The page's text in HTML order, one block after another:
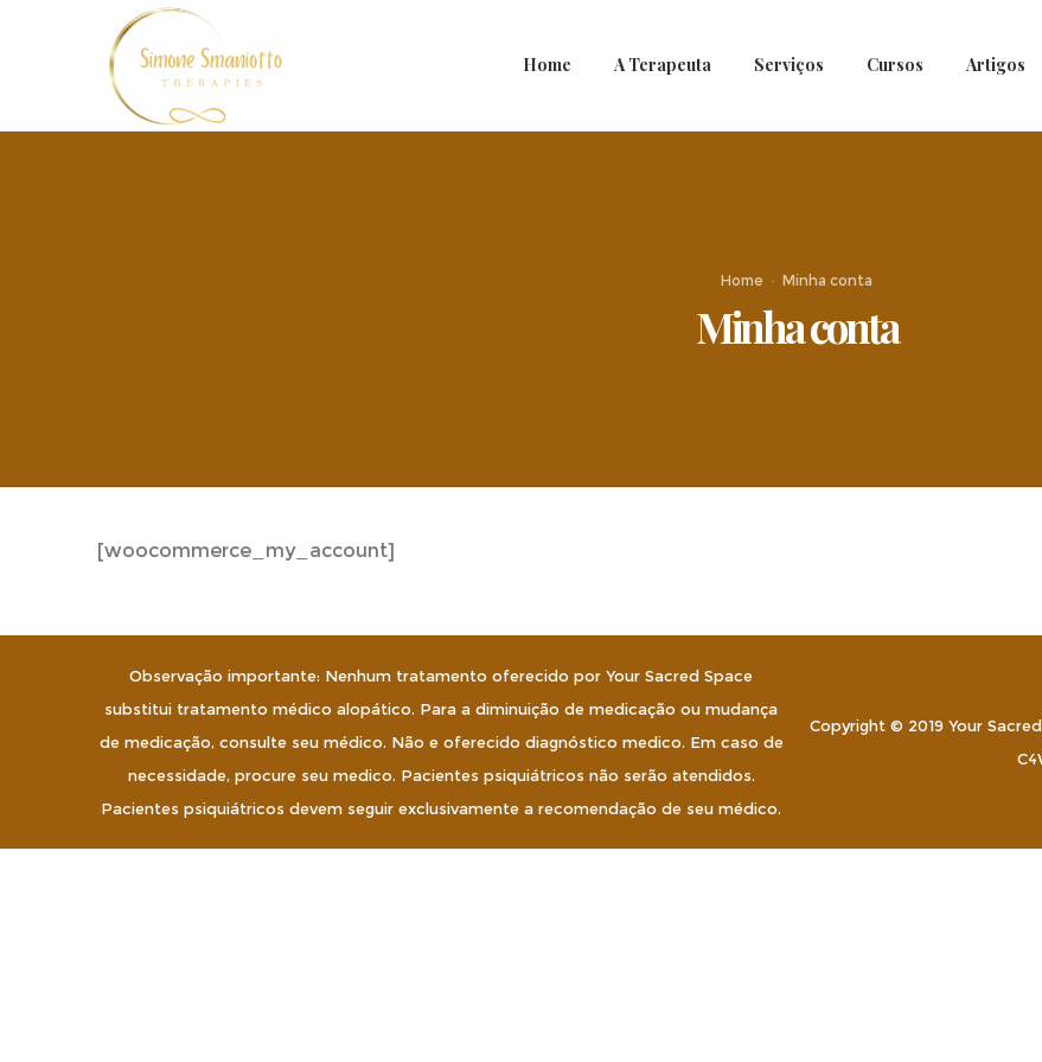
Home A Terapeuta Serviços Cursos Artigos
Home Minha conta
Minha conta
[woocommerce_my_account]
Observação importante: Nenhum tratamento oferecido por Your Sacred Space
substitui tratamento médico alopático. Para a diminuição de medicação ou mudança
de medicação, consulte seu médico. Não e oferecido diagnóstico medico. Em caso de
necessidade, procure seu medico. Pacientes psiquiátricos não serão atendidos.
Pacientes psiquiátricos devem seguir exclusivamente a recomendação de seu médico.
Copyright © 2019 Your